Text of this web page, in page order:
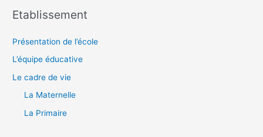
Etablissement
Présentation de l’école
L’équipe éducative
Le cadre de vie
La Maternelle
La Primaire